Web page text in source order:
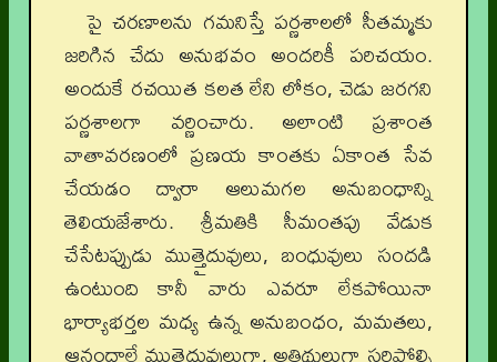
పై చరణాలను గమనిస్తే పర్ణశాలలో సీతమ్మకు
జరిగిన చేదు అనుభవం అందరికీ పరిచయం.
అందుకే రచయిత కలత లేని లోకం, చెడు జరగని
పర్ణశాలగా వర్ణించారు. అలాంటి ప్రశాంత
వాతావరణంలో ప్రణయ కాంతకు ఏకాంత సేవ
చేయడం ద్వారా ఆలుమగల అనుబంధాన్ని
తెలియజేశారు. శ్రీమతికి సీమంతపు వేడుక
చేసేటప్పుడు ముత్తైదువులు, బంధువులు సందడి
ఉంటుంది కానీ వారు ఎవరూ లేకపోయినా
భార్యాభర్తల మధ్య ఉన్న అనుబంధం, మమతలు,